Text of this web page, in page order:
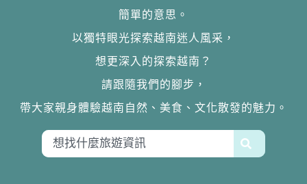
簡單的意思。
以獨特眼光探索越南迷人風采，
想更深入的探索越南？
請跟隨我們的腳步，
帶大家親身體驗越南自然、美食、文化散發的魅力。